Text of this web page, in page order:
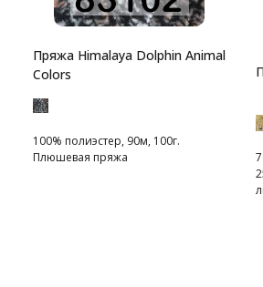
Пряжа Himalaya Dolphin Animal
Colors
100% полиэстер, 90м, 100г.
Плюшевая пряжа